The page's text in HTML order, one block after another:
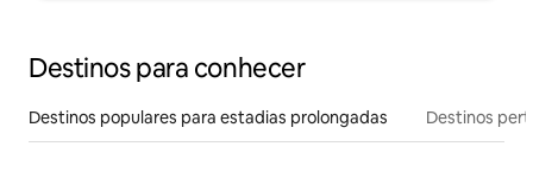
Destinos para conhecer
Destinos populares para estadias prolongadas Destinos